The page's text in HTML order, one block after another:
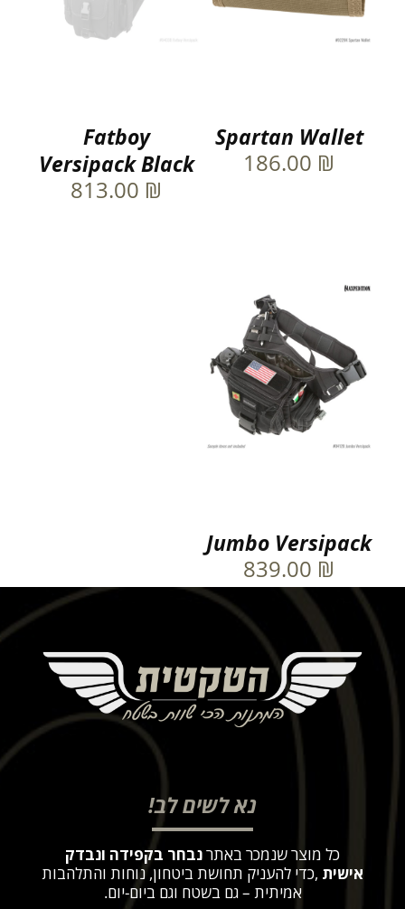
Spartan Wallet
186.00 ₪
Fatboy
Versipack Black
813.00 ₪
Jumbo Versipack
839.00 ₪
נא לשים לב!
כל מוצר שנמכר באתרנבחר בקפידה ונבדק
אישית ,כדי להעניק תחושת ביטחון, נוחות והתלהבות
אמיתית – גם בשטח וגם ביום-יום.